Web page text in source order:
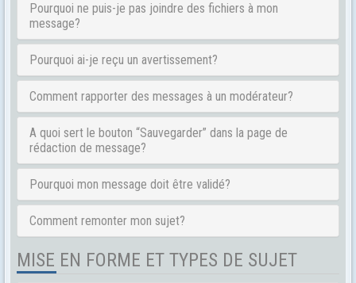
Pourquoi ne puis-je pas joindre des fichiers à mon
message?
Pourquoi ai-je reçu un avertissement?
Comment rapporter des messages à un modérateur?
A quoi sert le bouton “Sauvegarder” dans la page de
rédaction de message?
Pourquoi mon message doit être validé?
Comment remonter mon sujet?
MISE EN FORME ET TYPES DE SUJET